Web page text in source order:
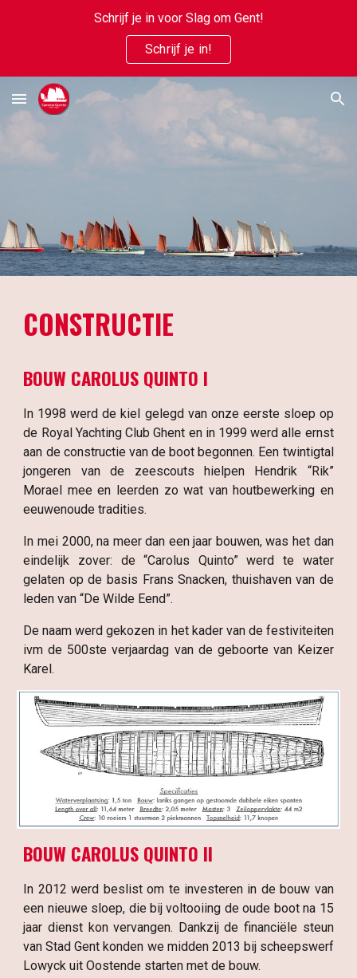
Skip to main content
Schrijf je in voor Slag om Gent!
Schrijf je in!
CONSTRUCTIE
BOUW CAROLUS QUINTO I
In 1998 werd de kiel gelegd van onze eerste sloep op
de Royal Yachting Club Ghent en in 1999 werd alle ernst
aan de constructie van de boot begonnen. Een twintigtal
jongeren van de zeescouts hielpen Hendrik “Rik”
Morael mee en leerden zo wat van houtbewerking en
eeuwenoude tradities.
In mei 2000, na meer dan een jaar bouwen, was het dan
eindelijk zover: de “Carolus Quinto” werd te water
gelaten op de basis Frans Snacken, thuishaven van de
leden van “De Wilde Eend”.
De naam werd gekozen in het kader van de festiviteiten
ivm de 500ste verjaardag van de geboorte van Keizer
Karel.
BOUW CAROLUS QUINTO II
In 2012 werd beslist om te investeren in de bouw van
een nieuwe sloep, die bij voltooiing de oude boot na 15
jaar dienst kon vervangen. Dankzij de financiële steun
van Stad Gent konden we midden 2013 bij scheepswerf
Lowyck uit Oostende starten met de bouw.